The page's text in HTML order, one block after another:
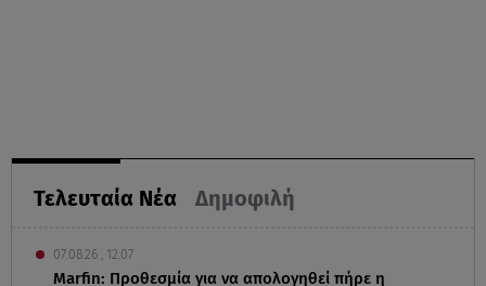
Τελευταία Νέα Δημοφιλή
07.08.26 , 12:07
Marfin: Προθεσμία για να απολογηθεί πήρε η